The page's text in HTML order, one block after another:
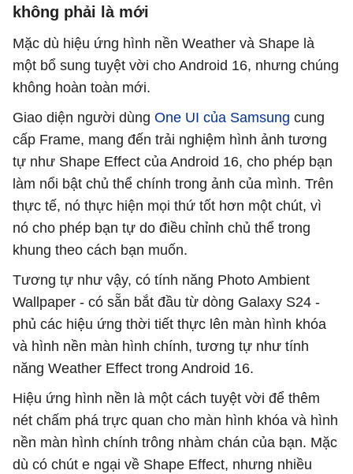
không phải là mới
Mặc dù hiệu ứng hình nền Weather và Shape là
một bổ sung tuyệt vời cho Android 16, nhưng chúng
không hoàn toàn mới.
Giao diện người dùng One UI của Samsung cung
cấp Frame, mang đến trải nghiệm hình ảnh tương
tự như Shape Effect của Android 16, cho phép bạn
làm nổi bật chủ thể chính trong ảnh của mình. Trên
thực tế, nó thực hiện mọi thứ tốt hơn một chút, vì
nó cho phép bạn tự do điều chỉnh chủ thể trong
khung theo cách bạn muốn.
Tương tự như vậy, có tính năng Photo Ambient
Wallpaper - có sẵn bắt đầu từ dòng Galaxy S24 -
phủ các hiệu ứng thời tiết thực lên màn hình khóa
và hình nền màn hình chính, tương tự như tính
năng Weather Effect trong Android 16.
Hiệu ứng hình nền là một cách tuyệt vời để thêm
nét chấm phá trực quan cho màn hình khóa và hình
nền màn hình chính trông nhàm chán của bạn. Mặc
dù có chút e ngại về Shape Effect, nhưng nhiều